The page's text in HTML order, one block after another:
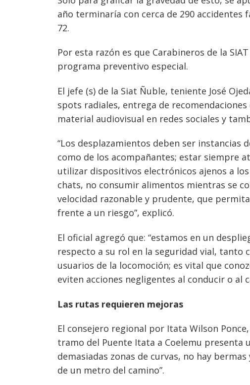
año terminaría con cerca de 290 accidentes
72.
Por esta razón es que Carabineros de la
programa preventivo especial.
El jefe (s) de la Siat Ñuble, teniente José
spots radiales, entrega de
material audiovisual en redes sociales y
“Los desplazamientos deben ser
como de los acompañantes; estar siempre
utilizar dispositivos electrónicos ajenos a
chats, no consumir alimentos mientras se
velocidad razonable y prudente, que
frente a un riesgo”, explicó.
El oficial agregó que: “estamos en un
respecto a su rol en la seguridad vial, tanto
usuarios de la locomoción; es vital que
eviten acciones negligentes al conducir o al
Las rutas requieren mejoras
El consejero regional por Itata Wilson
tramo del Puente Itata a Coelemu presenta
demasiadas zonas de curvas, no hay
de un metro del camino”.
Navegación